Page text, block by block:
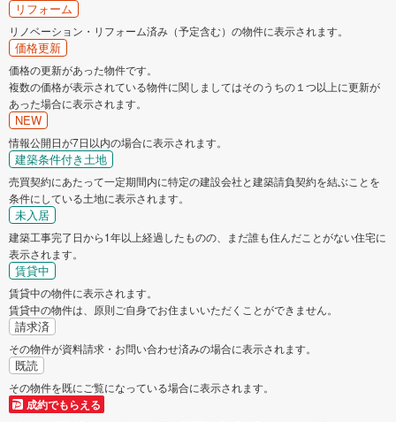
リフォーム
リノベーション・リフォーム済み（予定含む）の物件に表示されます。
価格更新
価格の更新があった物件です。
複数の価格が表示されている物件に関しましてはそのうちの１つ以上に更新が
あった場合に表示されます。
NEW
情報公開日が7日以内の場合に表示されます。
建築条件付き土地
売買契約にあたって一定期間内に特定の建設会社と建築請負契約を結ぶことを
条件にしている土地に表示されます。
未入居
建築工事完了日から1年以上経過したものの、まだ誰も住んだことがない住宅に
表示されます。
賃貸中
賃貸中の物件に表示されます。
賃貸中の物件は、原則ご自身でお住まいいただくことができません。
請求済
その物件が資料請求・お問い合わせ済みの場合に表示されます。
既読
その物件を既にご覧になっている場合に表示されます。
成約でもらえる